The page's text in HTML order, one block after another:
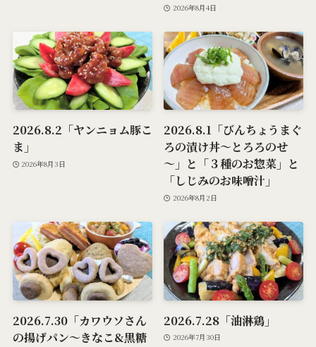
2026年8月4日
2026.8.2「ヤンニョム豚こ
ま」
2026年8月3日
2026.8.1「びんちょうまぐ
ろの漬け丼～とろろのせ
～」と「３種のお惣菜」と
「しじみのお味噌汁」
2026年8月2日
2026.7.30「カワウソさん
の揚げパン～きなこ&黒糖
2026.7.28「油淋鶏」
2026年7月30日